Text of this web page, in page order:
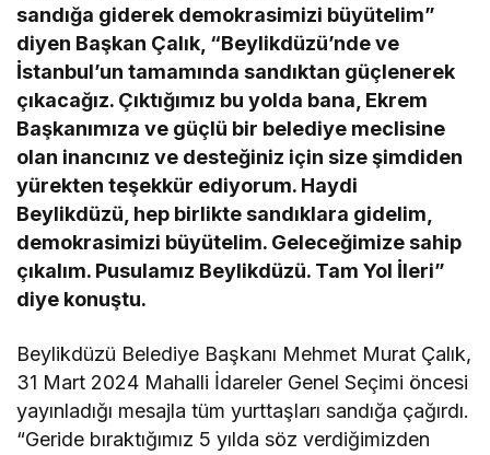
sandığa giderek demokrasimizi büyütelim”
diyen Başkan Çalık, “Beylikdüzü’nde ve
İstanbul’un tamamında sandıktan güçlenerek
çıkacağız. Çıktığımız bu yolda bana, Ekrem
Başkanımıza ve güçlü bir belediye meclisine
olan inancınız ve desteğiniz için size şimdiden
yürekten teşekkür ediyorum. Haydi
Beylikdüzü, hep birlikte sandıklara gidelim,
demokrasimizi büyütelim. Geleceğimize sahip
çıkalım. Pusulamız Beylikdüzü. Tam Yol İleri”
diye konuştu.
Beylikdüzü Belediye Başkanı Mehmet Murat Çalık,
31 Mart 2024 Mahalli İdareler Genel Seçimi öncesi
yayınladığı mesajla tüm yurttaşları sandığa çağırdı.
“Geride bıraktığımız 5 yılda söz verdiğimizden